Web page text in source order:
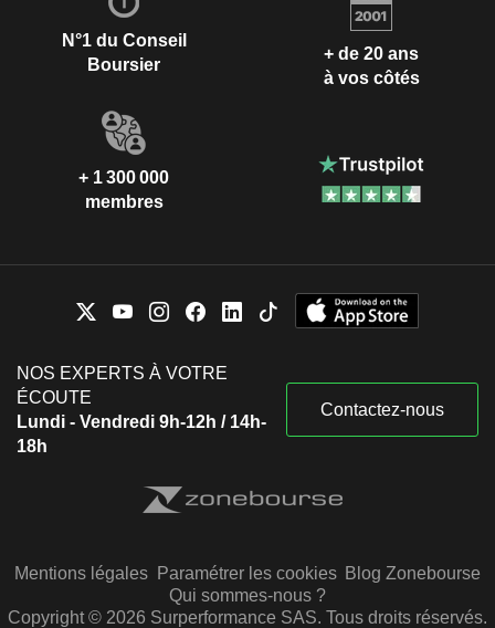
N°1 du Conseil
Boursier
+ de 20 ans
à vos côtés
+ 1 300 000
membres
NOS EXPERTS À VOTRE
ÉCOUTE
Lundi - Vendredi 9h-12h / 14h-
18h
Contactez-nous
Mentions légales Paramétrer les cookies Blog Zonebourse
Qui sommes-nous ?
Copyright © 2026 Surperformance SAS. Tous droits réservés.